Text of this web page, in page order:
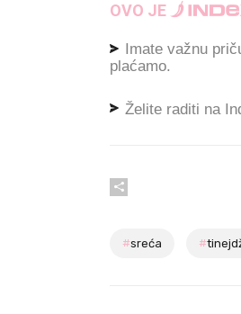
OVO JE
Imate važnu
plaćamo.
Želite raditi na
#sreća #